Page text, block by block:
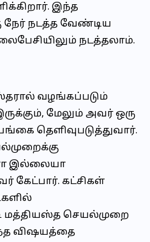
இந்த
நேர் நடத்த வேண்டிய
நடத்தலாம்.
வழங்கப்படும்
மேலும் அவர் ஒரு
தெளிவுபடுத்துவார்.
இல்லையா
கேட்பார். கட்சிகள்
மத்தியஸ்த செயல்முறை
விஷயத்தை